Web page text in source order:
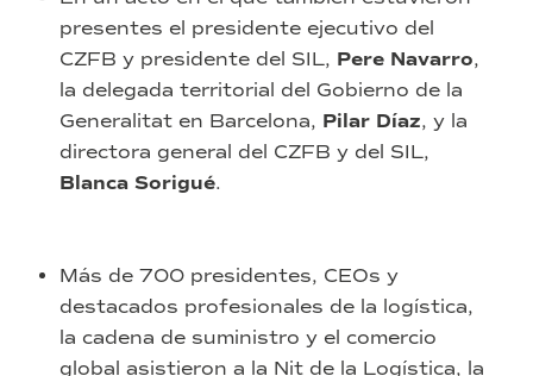
presentes el presidente ejecutivo del
CZFB y presidente del SIL, Pere Navarro,
la delegada territorial del Gobierno de la
Generalitat en Barcelona, Pilar Díaz, y la
directora general del CZFB y del SIL,
Blanca Sorigué.
Más de 700 presidentes, CEOs y
destacados profesionales de la logística,
la cadena de suministro y el comercio
global asistieron a la Nit de la Logística, la